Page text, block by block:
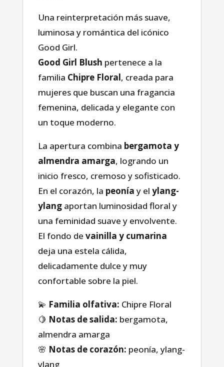
Casa
Una reinterpretación más suave,
luminosa y romántica del icónico
Good Girl.
Good Girl Blush pertenece a la
familia Chipre Floral, creada para
mujeres que buscan una fragancia
femenina, delicada y elegante con
un toque moderno.
La apertura combina bergamota y
almendra amarga, logrando un
inicio fresco, cremoso y sofisticado.
En el corazón, la peonía y el ylang-
ylangaportan luminosidad floral y
una feminidad suave y envolvente.
El fondo de vainilla y cumarina
deja una estela cálida,
delicadamente dulce y muy
confortable sobre la piel.
💫 Familia olfativa: Chipre Floral
🍋 Notas de salida: bergamota,
almendra amarga
🌸 Notas de corazón: peonía, ylang-
ylang